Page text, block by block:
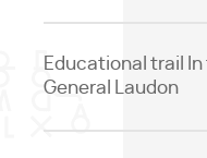
Educational trail
General Laudon